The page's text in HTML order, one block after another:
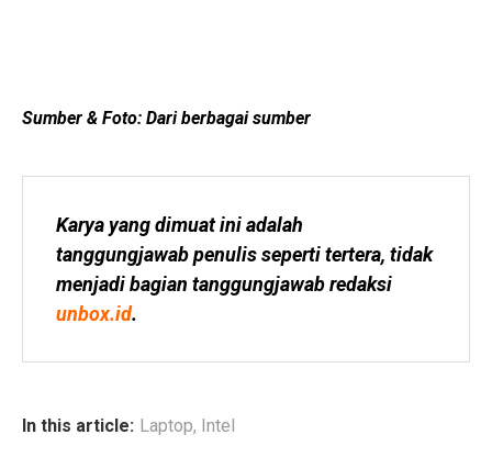
Sumber & Foto: Dari berbagai sumber
Karya yang dimuat ini adalah
tanggungjawab penulis seperti tertera, tidak
unbox.id.
In this article: Laptop, Intel